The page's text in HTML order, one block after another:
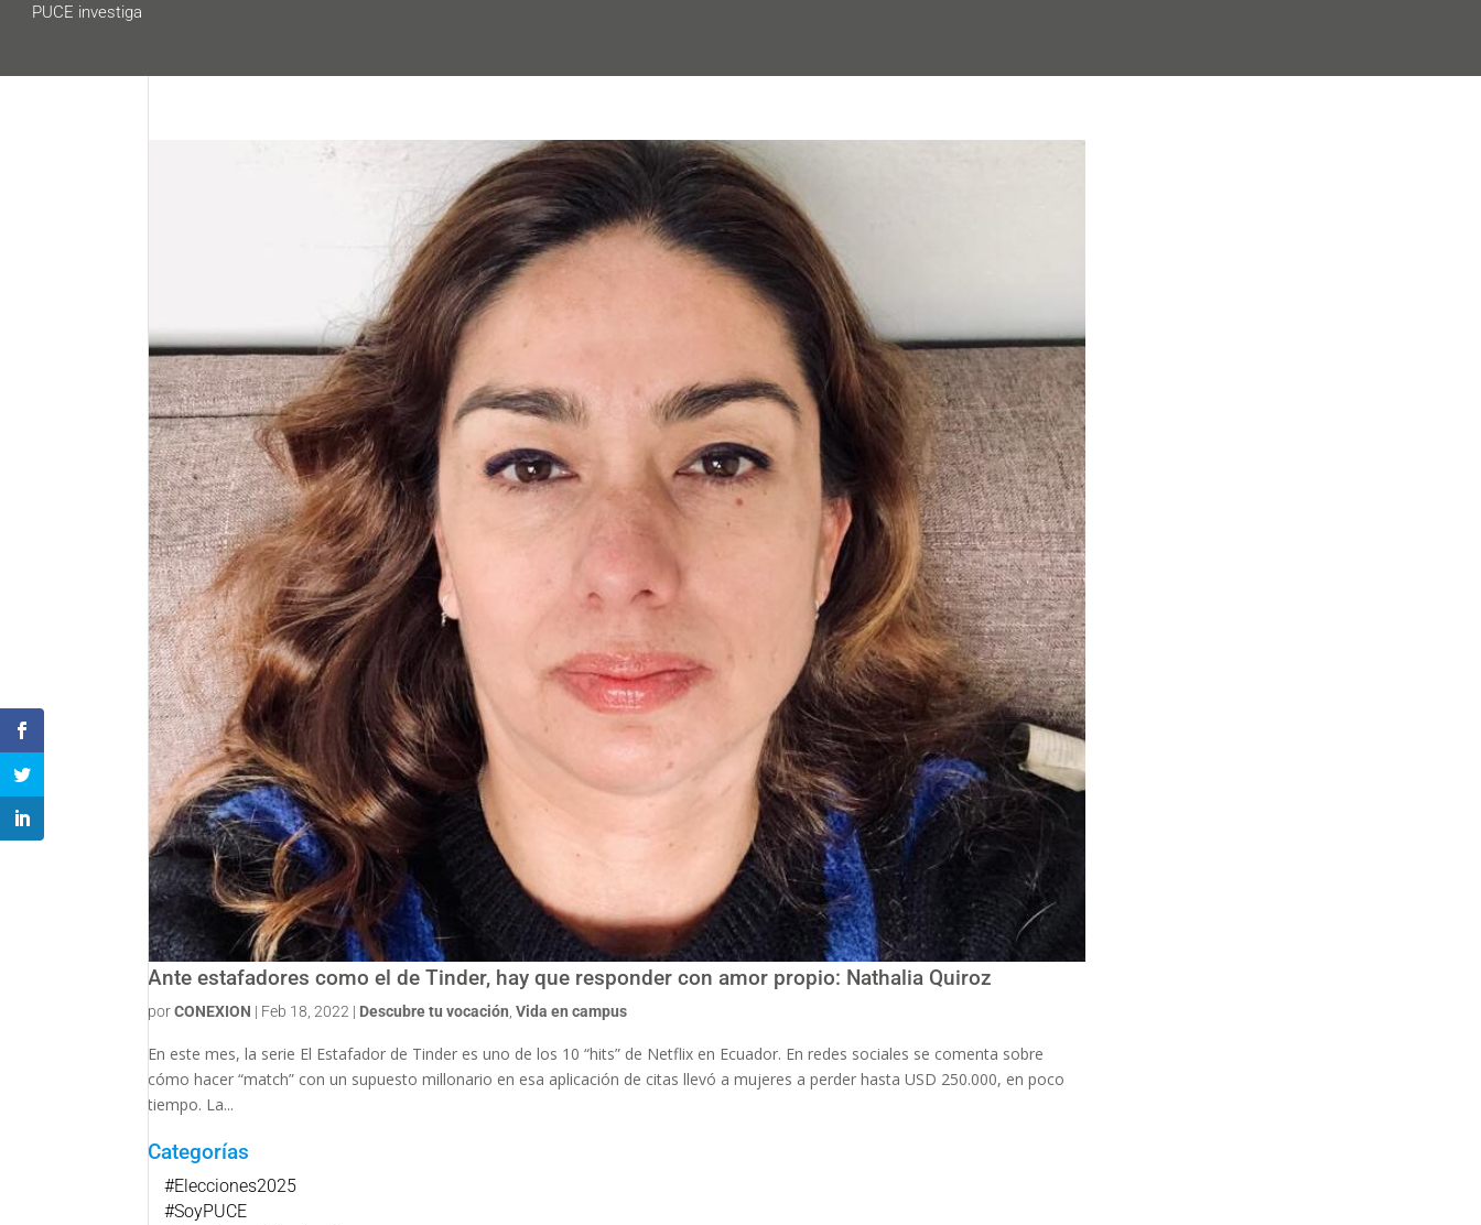
PUCE investiga
Ante estafadores como el de Tinder, hay que responder con amor propio: Nathalia Quiroz
porCONEXION | Feb 18, 2022 | Descubre tu vocación,Vida en campus
En este mes, la serie El Estafador de Tinder es uno de los 10 “hits” de Netflix en Ecuador. En redes sociales se comenta sobre
cómo hacer “match” con un supuesto millonario en esa aplicación de citas llevó a mujeres a perder hasta USD 250.000, en poco
tiempo. La...
Categorías
#Elecciones2025
#SoyPUCE